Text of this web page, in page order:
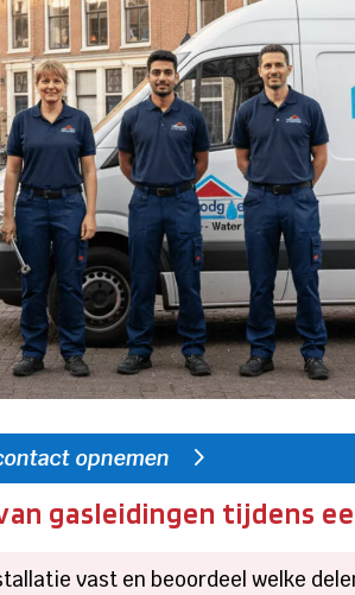
opnemen
gasleidingen tijdens
vast en beoordeel welke